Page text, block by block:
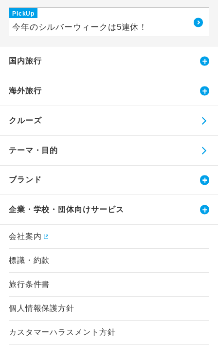
PickUp
今年のシルバーウィークは5連休！
国内旅行
海外旅行
クルーズ
テーマ・目的
ブランド
企業・学校・団体向けサービス
会社案内
標識・約款
旅行条件書
個人情報保護方針
カスタマーハラスメント方針